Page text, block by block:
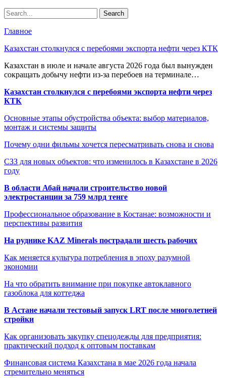
Главное
Казахстан столкнулся с перебоями экспорта нефти через КТК
Казахстан в июле и начале августа 2026 года был вынужден
сокращать добычу нефти из-за перебоев на терминале…
Казахстан столкнулся с перебоями экспорта нефти через
КТК
Основные этапы обустройства объекта: выбор материалов,
монтаж и системы защиты
Почему одни фильмы хочется пересматривать снова и снова
СЗЗ для новых объектов: что изменилось в Казахстане в 2026
году
В области Абай начали строительство новой
электростанции за 759 млрд тенге
Профессиональное образование в Костанае: возможности и
перспективы развития
На руднике KAZ Minerals пострадали шесть рабочих
Как меняется культура потребления в эпоху разумной
экономии
На что обратить внимание при покупке автоклавного
газоблока для коттеджа
В Астане начали тестовый запуск LRT после многолетней
стройки
Как организовать закупку спецодежды для предприятия:
практический подход к оптовым поставкам
Финансовая система Казахстана в мае 2026 года начала
стремительно меняться